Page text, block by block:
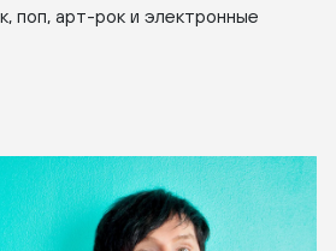
поп, арт-рок и электронные